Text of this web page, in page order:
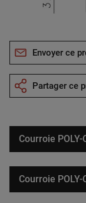
Envoyer ce
Partager ce
Courroie
Courroie